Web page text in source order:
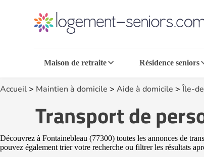
Maison de retraite Résidence seniors
Accueil> Maintien à domicile > Aide à domicile > Île-
Transport de
Découvrez à Fontainebleau (77300) toutes les annonces de
pouvez également trier votre recherche ou filtrer les résultats